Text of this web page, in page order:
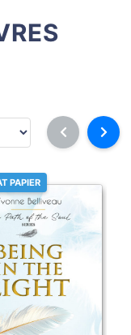
PAPIER